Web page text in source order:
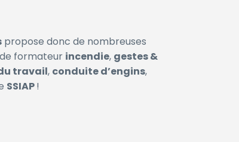
propose donc de nombreuses
formateur incendie, gestes &
travail, conduite d’engins,
SSIAP!